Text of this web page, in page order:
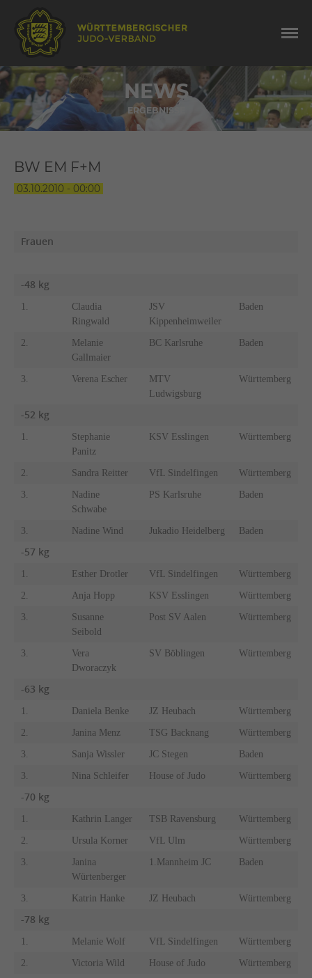
NEWS
ERGEBNISSE
BW EM F+M
03.10.2010 - 00:00
Frauen
-48 kg
1.
Claudia
Ringwald
JSV
Kippenheimweiler
Baden
2.
Melanie
Gallmaier
BC Karlsruhe Baden
3. Verena Escher
MTV
Ludwigsburg
Württemberg
-52 kg
1.
Stephanie
Panitz
KSV Esslingen Württemberg
2. Sandra Reitter VfL Sindelfingen Württemberg
3.
Nadine
Schwabe
PS Karlsruhe Baden
3. Nadine Wind Jukadio Heidelberg Baden
-57 kg
1. Esther Drotler VfL Sindelfingen Württemberg
2. Anja Hopp KSV Esslingen Württemberg
3.
Susanne
Seibold
Post SV Aalen Württemberg
3.
Vera
Dworaczyk
SV Böblingen Württemberg
-63 kg
1. Daniela Benke JZ Heubach Württemberg
2. Janina Menz TSG Backnang Württemberg
3. Sanja Wissler JC Stegen Baden
3. Nina Schleifer House of Judo Württemberg
-70 kg
1. Kathrin Langer TSB Ravensburg Württemberg
2. Ursula Korner VfL Ulm Württemberg
3.
Janina
Würtenberger
1.Mannheim JC Baden
3. Katrin Hanke JZ Heubach Württemberg
-78 kg
1. Melanie Wolf VfL Sindelfingen Württemberg
2. Victoria Wild House of Judo Württemberg